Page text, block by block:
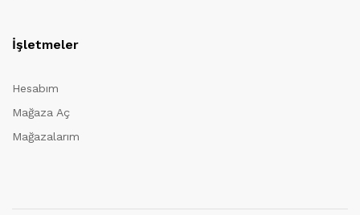
İşletmeler
Hesabım
Mağaza Aç
Mağazalarım